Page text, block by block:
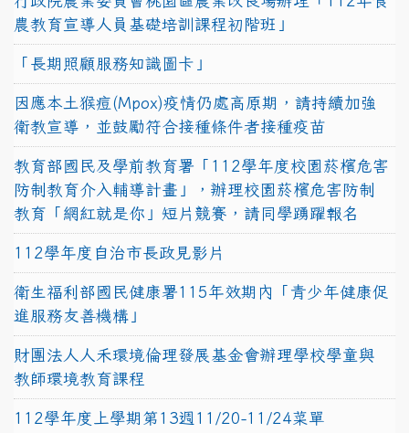
農教育宣導人員基礎培訓課程初階班」
「長期照顧服務知識圖卡」
因應本土猴痘(Mpox)疫情仍處高原期，請持續加強
衛教宣導，並鼓勵符合接種條件者接種疫苗
教育部國民及學前教育署「112學年度校園菸檳危害
防制教育介入輔導計畫」，辦理校園菸檳危害防制
教育「網紅就是你」短片競賽，請同學踴躍報名
112學年度自治市長政見影片
衛生福利部國民健康署115年效期內「青少年健康促
進服務友善機構」
財團法人人禾環境倫理發展基金會辦理學校學童與
教師環境教育課程
112學年度上學期第13週11/20-11/24菜單